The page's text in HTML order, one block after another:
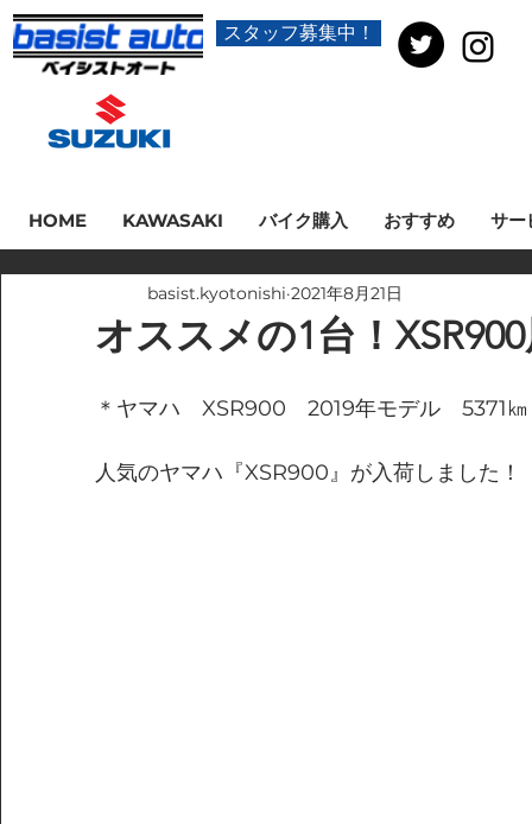
スタッフ募集中！
HOME KAWASAKI バイク購入 おすすめ サー
オススメの1台！
basist.kyotonishi 2021年8月21日
＊ヤマハ　XSR900　2019年モデル　5371㎞
人気のヤマハ『XSR900』が入荷しました！